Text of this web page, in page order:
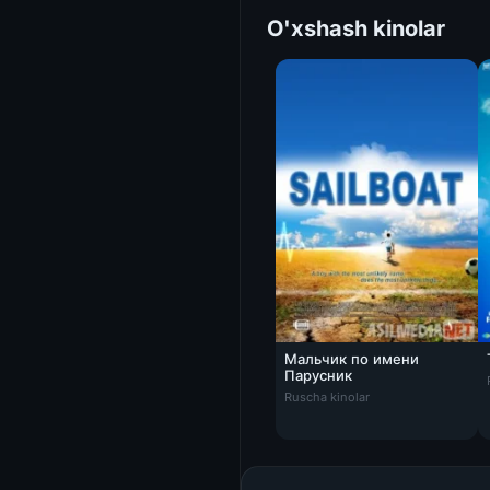
O'xshash kinolar
Мальчик по имени
Парусник
Мальчик по имени Парусник
Ruscha kinolar